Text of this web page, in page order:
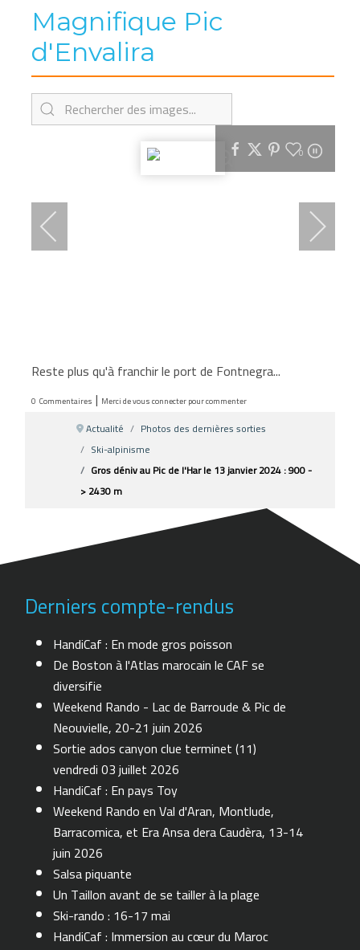
Magnifique Pic
d'Envalira
0
Reste plus qu'à franchir le port de Fontnegra...
0 Commentaires | Merci de vous connecter pour commenter
Actualité
Photos des dernières sorties
Ski-alpinisme
Gros déniv au Pic de l'Har le 13 janvier 2024 : 900 -
> 2430 m
Derniers compte-rendus
HandiCaf : En mode gros poisson
De Boston à l'Atlas marocain le CAF se
diversifie
Weekend Rando - Lac de Barroude & Pic de
Neouvielle, 20-21 juin 2026
Sortie ados canyon clue terminet (11)
vendredi 03 juillet 2026
HandiCaf : En pays Toy
Weekend Rando en Val d'Aran, Montlude,
Barracomica, et Era Ansa dera Caudèra, 13-14
juin 2026
Salsa piquante
Un Taillon avant de se tailler à la plage
Ski-rando : 16-17 mai
HandiCaf : Immersion au cœur du Maroc